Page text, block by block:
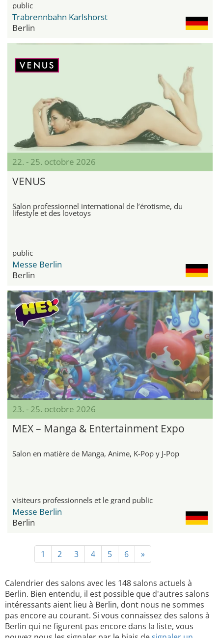
public
Trabrennbahn Karlshorst
Berlin
22. - 25. octobre 2026
VENUS
Salon professionnel international de l’érotisme, du
lifestyle et des lovetoys
public
Messe Berlin
Berlin
23. - 25. octobre 2026
MEX – Manga & Entertainment Expo
Salon en matière de Manga, Anime, K-Pop y J-Pop
visiteurs professionnels et le grand public
Messe Berlin
Berlin
1 2 3 4 5 6 »
Calendrier des salons avec les 148 salons actuels à
Berlin. Bien entendu, il est possible que d'autres salons
intéressants aient lieu à Berlin, dont nous ne sommes
pas encore au courant. Si vous connaissez des salons à
Berlin qui ne figurent pas encore dans la liste, vous